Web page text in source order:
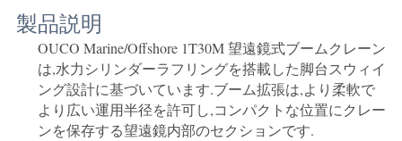
品
製品説明
OUCO Marine/Offshore 1T30M 望遠鏡式ブームクレーン
は,水力シリンダーラフリングを搭載した脚台スウィイ
ング設計に基づいています.ブーム拡張は,より柔軟で
より広い運用半径を許可し,コンパクトな位置にクレー
ンを保存する望遠鏡内部のセクションです.